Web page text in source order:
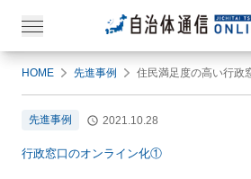
HOME 先進事例
先進事例 2021.10.28
行政窓口のオンライン化①